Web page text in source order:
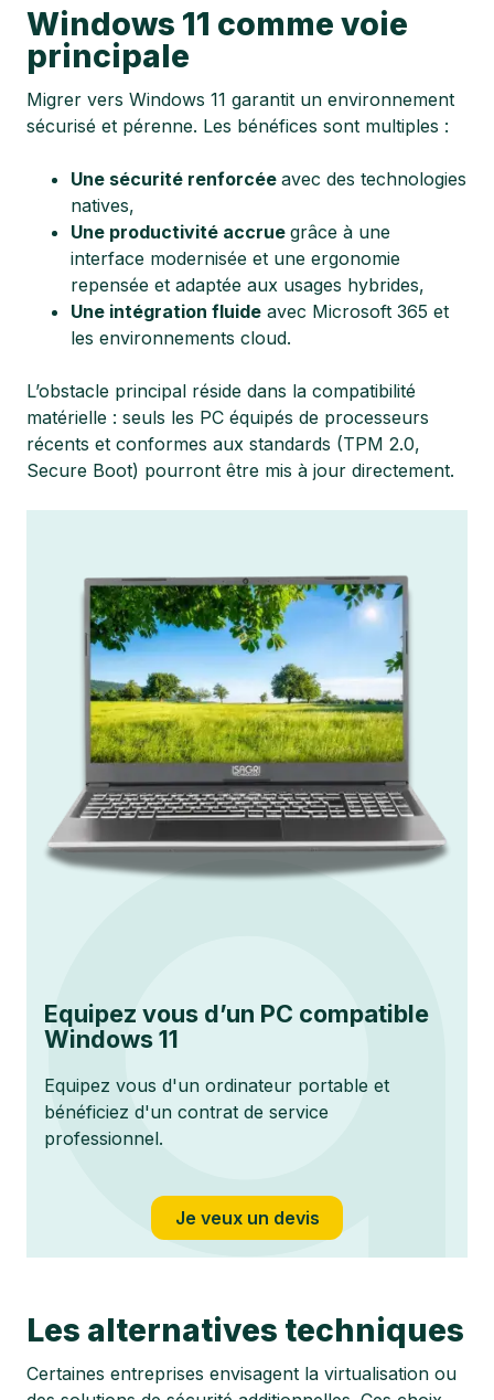
Windows 11 comme voie
principale
Migrer vers Windows 11 garantit un environnement
sécurisé et pérenne. Les bénéfices sont multiples :
Une sécurité renforcée avec des technologies
natives,
Une productivité accrue grâce à une
interface modernisée et une ergonomie
repensée et adaptée aux usages hybrides,
Une intégration fluide avec Microsoft 365 et
les environnements cloud.
L’obstacle principal réside dans la compatibilité
matérielle : seuls les PC équipés de processeurs
récents et conformes aux standards (TPM 2.0,
Secure Boot) pourront être mis à jour directement.
Equipez vous d’un PC compatible
Windows 11
Equipez vous d'un ordinateur portable et
bénéficiez d'un contrat de service
professionnel.
Je veux un devis
Les alternatives techniques
Certaines entreprises envisagent la virtualisation ou